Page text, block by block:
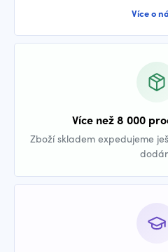
Více o
Více než 8 000
Zboží skladem expedujeme